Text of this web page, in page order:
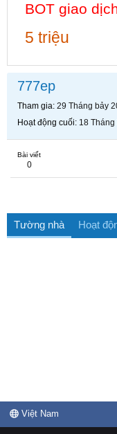
BOT giao
5 triệu
777ep
Tham gia 29 Tháng bảy
Hoạt động cuối 18
Bài viết
0
Tường nhà Hoạt
Việt Nam